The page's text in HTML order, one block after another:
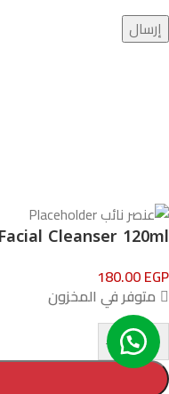
Cleanser 120ml
180.00EGP
متوفر في المخزون
-
+